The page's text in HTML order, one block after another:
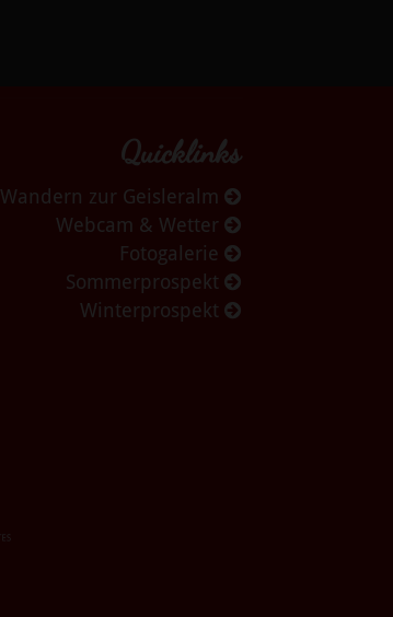
Quicklinks
Wandern zur Geisleralm
Webcam & Wetter
Fotogalerie
Sommerprospekt
Winterprospekt